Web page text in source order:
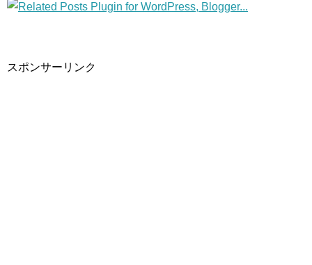
スポンサーリンク